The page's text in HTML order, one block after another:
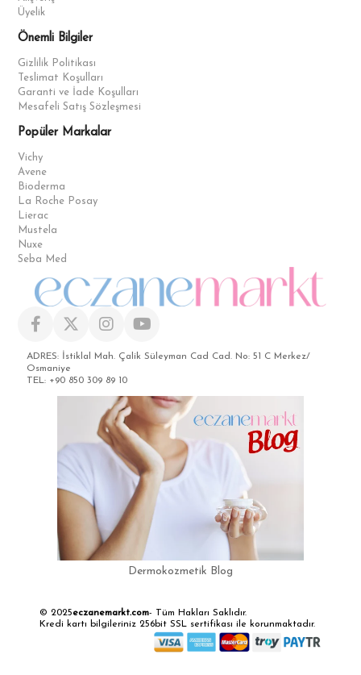
Üyelik
Önemli Bilgiler
Gizlilik Politikası
Teslimat Koşulları
Garanti ve İade Koşulları
Mesafeli Satış Sözleşmesi
Popüler Markalar
Vichy
Avene
Bioderma
La Roche Posay
Lierac
Mustela
Nuxe
Seba Med
ADRES: İstiklal Mah. Çalik Süleyman Cad Cad. No: 51 C Merkez/
Osmaniye
TEL: +90 850 309 89 10
Dermokozmetik Blog
© 2025eczanemarkt.com- Tüm Hakları Saklıdır.
Kredi kartı bilgileriniz 256bit SSL sertifikası ile korunmaktadır.